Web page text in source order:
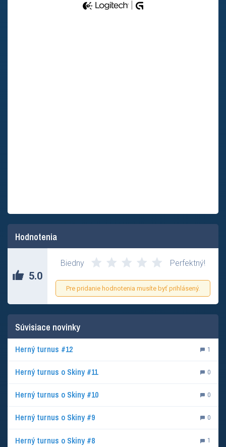
Hodnotenia
5.0
Biedny Perfektný!
Pre pridanie hodnotenia musíte byť prihlásený.
Súvisiace novinky
Herný turnus #12 1
Herný turnus o Skiny #11 0
Herný turnus o Skiny #10 0
Herný turnus o Skiny #9 0
Herný turnus o Skiny #8 1